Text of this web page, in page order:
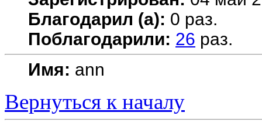
Благодарил (а): 0 раз.
Поблагодарили: 26 раз.
Имя: ann
Вернуться к началу